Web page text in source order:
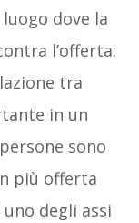
dove la
l’offerta:
tra
in un
sono
più offerta
degli assi